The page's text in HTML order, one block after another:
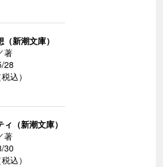
新潮文庫）
著
28
込）
ィ（新潮文庫）
著
30
込）